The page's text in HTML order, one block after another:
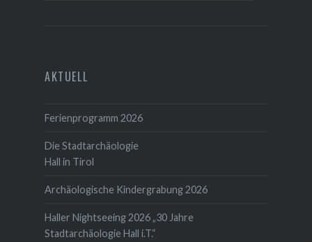
AKTUELL
Ferienprogramm 2026
Die Stadtarchäologie
Hall in Tirol
Archäologische Kindergrabung 2026
Haller Nightseeing 2026 „30 Jahre
Stadtarchäologie Hall i.T.“